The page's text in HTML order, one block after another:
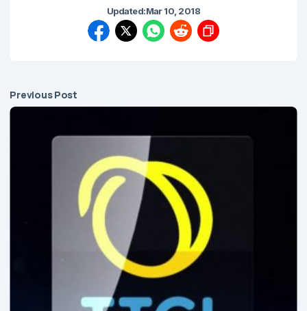
Updated:Mar 10, 2018
Previous Post